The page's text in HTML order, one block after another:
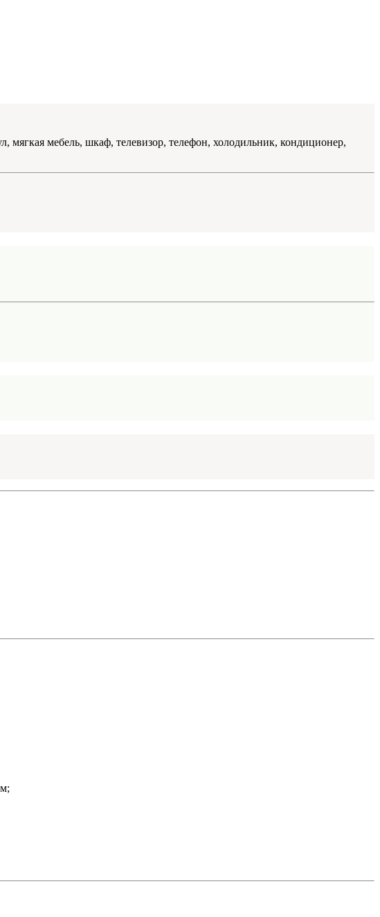
мягкая мебель, шкаф, телевизор, телефон, холодильник, кондиционер,